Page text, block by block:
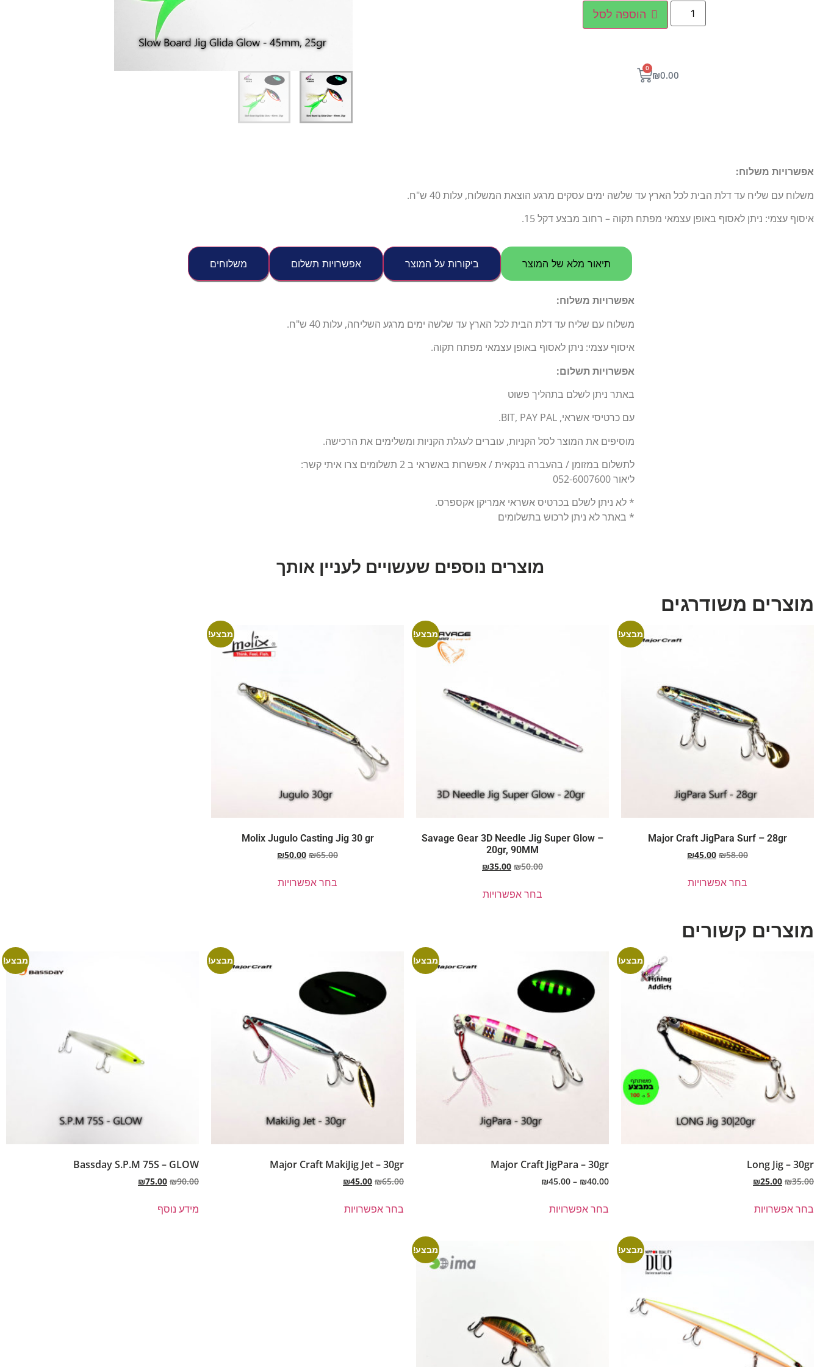
סל קניות
הוספה לסל
₪0.00
0
אפשרויות משלוח:
משלוח עם שליח עד דלת הבית לכל הארץ עד שלשה ימים עסקים מרגע הוצאת המשלוח, עלות 40 ש"ח.
איסוף עצמי: ניתן לאסוף באופן עצמאי מפתח תקוה – רחוב מבצע דקל 15.
תיאור מלא של המוצר ביקורות על המוצר אפשרויות תשלום משלוחים
אפשרויות משלוח:
משלוח עם שליח עד דלת הבית לכל הארץ עד שלשה ימים מרגע השליחה, עלות 40 ש"ח.
איסוף עצמי: ניתן לאסוף באופן עצמאי מפתח תקוה.
אפשרויות תשלום:
באתר ניתן לשלם בתהליך פשוט
עם כרטיסי אשראי, BIT, PAY PAL.
מוסיפים את המוצר לסל הקניות, עוברים לעגלת הקניות ומשלימים את הרכישה.
לתשלום במזומן / בהעברה בנקאית / אפשרות באשראי ב 2 תשלומים צרו איתי קשר:
ליאור 052-6007600
* לא ניתן לשלם בכרטיס אשראי אמריקן אקספרס.
* באתר לא ניתן לרכוש בתשלומים
מוצרים נוספים שעשויים לעניין אותך
מוצרים משודרגים
מבצע!
Major Craft JigPara Surf – 28gr
₪58.00
₪45.00
בחר אפשרויות
מבצע!
Savage Gear 3D Needle Jig Super Glow –
20gr, 90MM
₪50.00
₪35.00
בחר אפשרויות
מבצע!
Molix Jugulo Casting Jig 30 gr
₪65.00
₪50.00
בחר אפשרויות
מוצרים קשורים
מבצע!
Long Jig – 30gr
₪35.00
₪25.00
בחר אפשרויות
מבצע!
Major Craft JigPara – 30gr
₪40.00
–
₪45.00
בחר אפשרויות
מבצע!
Major Craft MakiJig Jet – 30gr
₪65.00
₪45.00
בחר אפשרויות
מבצע!
Bassday S.P.M 75S – GLOW
₪90.00
₪75.00
מידע נוסף
מבצע! מבצע!